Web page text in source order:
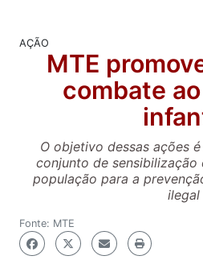
AÇÃO
MTE
combate
O objetivo dessas ações
conjunto de sensibilização
população para a
ilegal
Fonte: MTE